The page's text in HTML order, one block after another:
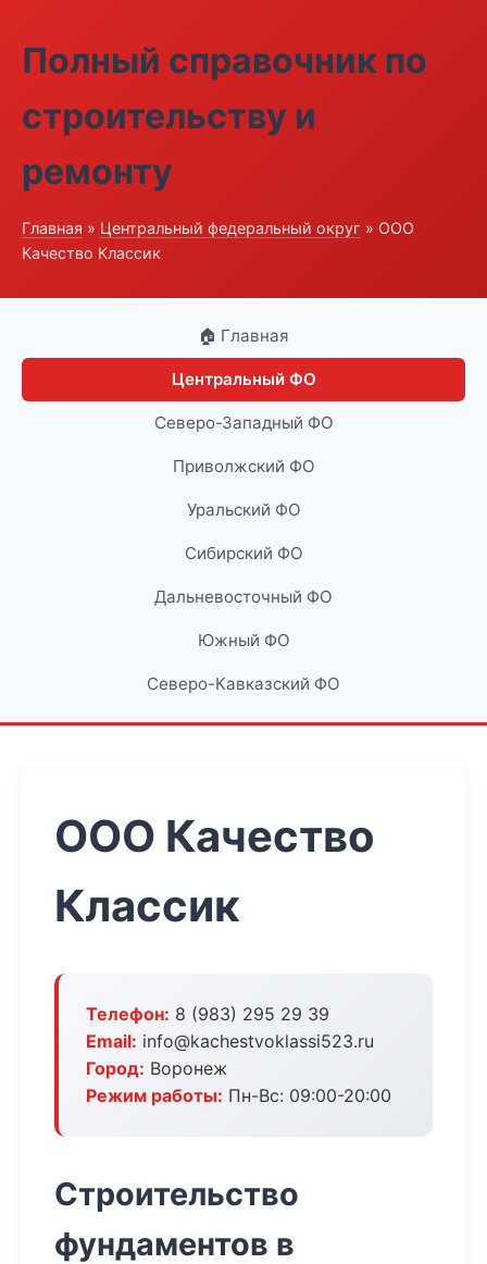
Полный справочник по
строительству и
ремонту
Главная » Центральный федеральный округ » ООО
Качество Классик
🏠 Главная
Центральный ФО
Северо-Западный ФО
Приволжский ФО
Уральский ФО
Сибирский ФО
Дальневосточный ФО
Южный ФО
Северо-Кавказский ФО
ООО Качество
Классик
Телефон: 8 (983) 295 29 39
Email: info@kachestvoklassi523.ru
Город: Воронеж
Режим работы: Пн-Вс: 09:00-20:00
Строительство
фундаментов в